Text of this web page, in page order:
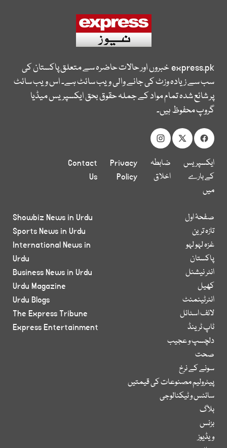
express.pkخبروں اور حالات حاضرہ سے متعلق پاکستان کی
سب سے زیادہ وزٹ کی جانے والی ویب سائٹ ہے۔ اس ویب سائٹ
پر شائع شدہ تمام مواد کے جملہ حقوق بحق ایکسپریس میڈیا
گروپ محفوظ ہیں۔
ایکسپریس
کے بارے
میں
ضابطہ
اخلاق
Privacy
Policy
Contact
Us
صفحۂ اول
تازہ ترین
غزہ لہو لہو
پاکستان
انٹر نیشنل
کھیل
انٹرٹینمنٹ
لائف اسٹائل
ٹاپ ٹرینڈ
دلچسپ و عجیب
صحت
سونے کے نرخ
پیٹرولیم مصنوعات کی قیمتیں
سائنس و ٹیکنالوجی
بلاگ
بزنس
ویڈیوز
Showbiz News in Urdu
Sports News in Urdu
International News in
Urdu
Business News in Urdu
Urdu Magazine
Urdu Blogs
The Express Tribune
Express Entertainment